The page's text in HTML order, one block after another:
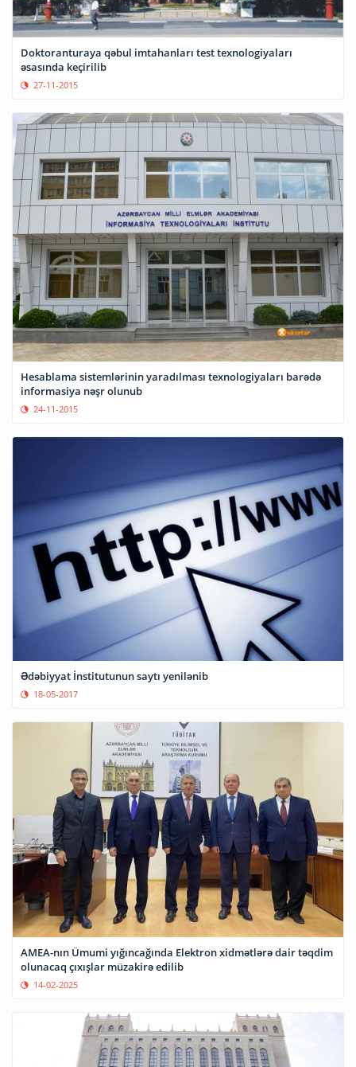
Doktoranturaya qəbul imtahanları test texnologiyaları
əsasında keçirilib
27-11-2015
Hesablama sistemlərinin yaradılması texnologiyaları barədə
informasiya nəşr olunub
24-11-2015
Ədəbiyyat İnstitutunun saytı yenilənib
18-05-2017
AMEA-nın Ümumi yığıncağında Elektron xidmətlərə dair təqdim
olunacaq çıxışlar müzakirə edilib
14-02-2025